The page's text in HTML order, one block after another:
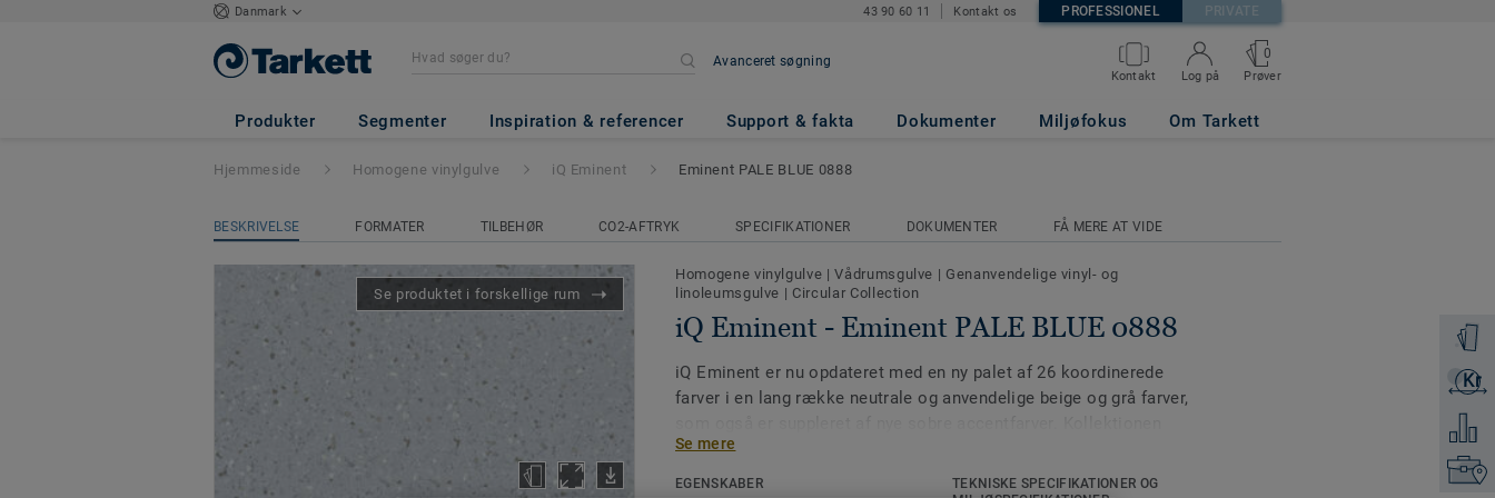
Danmark 43 90 60 11 Kontakt os PROFESSIONEL PRIVATE
Avanceret søgning
Kontakt Log på
0
Prøver
Produkter Segmenter Inspiration & referencer Support & fakta Dokumenter Miljøfokus Om Tarkett
iQ Eminent - Eminent PALE BLUE 0888
Bestil
Kr
Få et
Tilføj
Hjemmeside Homogene vinylgulve iQ Eminent Eminent PALE BLUE 0888
BESKRIVELSE FORMATER TILBEHØR CO2-AFTRYK SPECIFIKATIONER DOKUMENTER FÅ MERE AT VIDE
Se produktet i forskellige rum
Homogene vinylgulve |Vådrumsgulve | Genanvendelige vinyl- og
linoleumsgulve | Circular Collection
iQ Eminent - Eminent PALE BLUE 0888
iQ Eminent er nu opdateret med en ny palet af 26 koordinerede
farver i en lang række neutrale og anvendelige beige og grå farver,
fås i to mønsterbilleder, hvoraf iQ Eminent Unisense har et mere
iøjnefaldende design med sine klare accenter. Kollektionens
Se mere
EGENSKABER
TEKNISKE SPECIFIKATIONER OG